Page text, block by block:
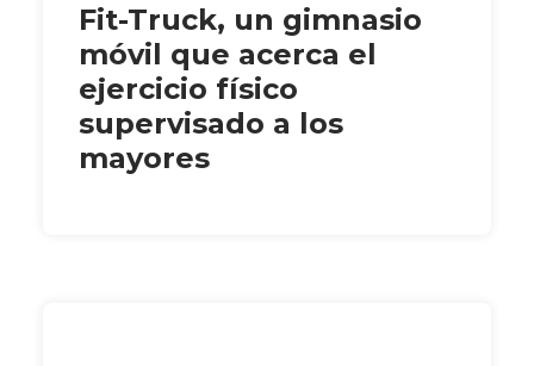
Fit-Truck, un gimnasio
móvil que acerca el
ejercicio físico
supervisado a los
mayores